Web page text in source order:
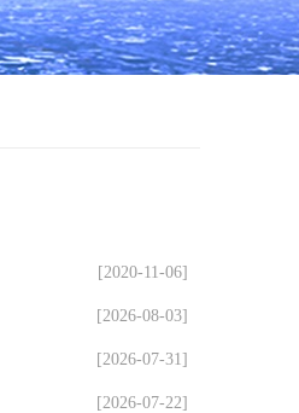
[2020-11-06]
[2026-08-03]
[2026-07-31]
[2026-07-22]